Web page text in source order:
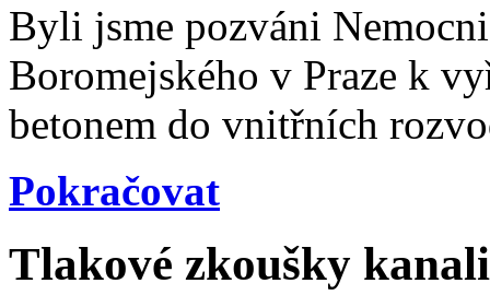
Byli jsme pozváni
Boromejského v Praze k
betonem do vnitřních
Pokračovat
Tlakové zkoušky